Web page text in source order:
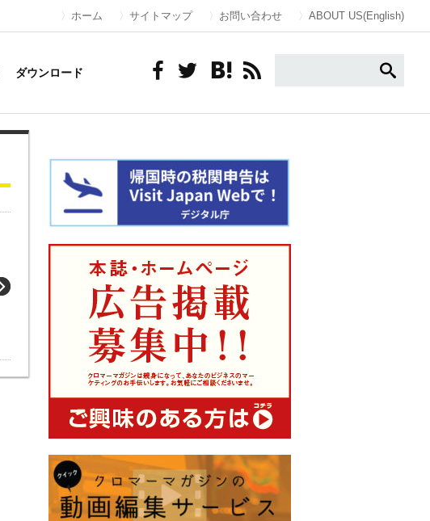
ホーム サイトマップ お問い合わせ ABOUT US(English)
ダウンロード